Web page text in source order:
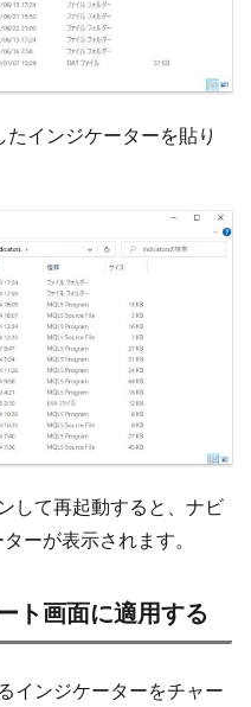
インジケーターを貼り
して再起動すると、ナビ
ーが表示されます。
ト画面に適用する
インジケーターをチャー